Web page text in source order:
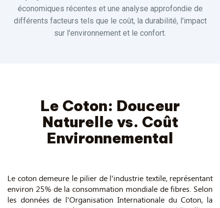
économiques récentes et une analyse approfondie de
différents facteurs tels que le coût, la durabilité, l'impact
sur l'environnement et le confort.
Le Coton: Douceur
Naturelle vs. Coût
Environnemental
Le coton demeure le pilier de l'industrie textile, représentant
environ 25% de la consommation mondiale de fibres. Selon
les données de l'Organisation Internationale du Coton, la